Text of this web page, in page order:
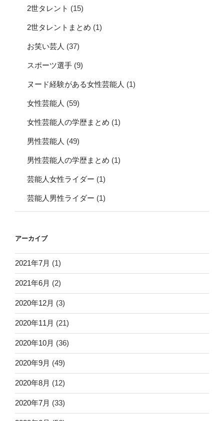
2世タレント (15)
2世タレントまとめ (1)
お笑い芸人 (37)
スポーツ選手 (9)
ヌード経験がある女性芸能人 (1)
女性芸能人 (59)
女性芸能人の学歴まとめ (1)
男性芸能人 (49)
男性芸能人の学歴まとめ (1)
芸能人女性ライダー (1)
芸能人男性ライダー (1)
アーカイブ
2021年7月 (1)
2021年6月 (2)
2020年12月 (3)
2020年11月 (21)
2020年10月 (36)
2020年9月 (49)
2020年8月 (12)
2020年7月 (33)